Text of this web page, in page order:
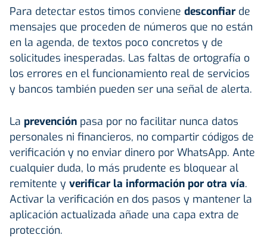
Para detectar estos timos conviene desconfiar de
mensajes que proceden de números que no están
en la agenda, de textos poco concretos y de
solicitudes inesperadas. Las faltas de ortografía o
los errores en el funcionamiento real de servicios
y bancos también pueden ser una señal de alerta.
La prevención pasa por no facilitar nunca datos
personales ni financieros, no compartir códigos de
verificación y no enviar dinero por WhatsApp. Ante
cualquier duda, lo más prudente es bloquear al
remitente y verificar la información por otra vía.
Activar la verificación en dos pasos y mantener la
aplicación actualizada añade una capa extra de
protección.